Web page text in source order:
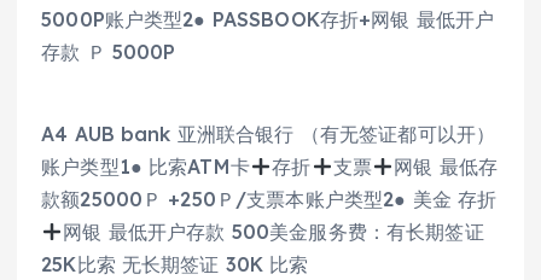
5000P账户类型2● PASSBOOK存折+网银 最低开户
存款 Ｐ 5000P
A4 AUB bank 亚洲联合银行 （有无签证都可以开）
账户类型1● 比索ATM卡
存折 支票
网银 最低存
款额25000Ｐ +250Ｐ/支票本账户类型2● 美金 存折
网银 最低开户存款 500美金服务费：有长期签证
25K比索 无长期签证 30K 比索